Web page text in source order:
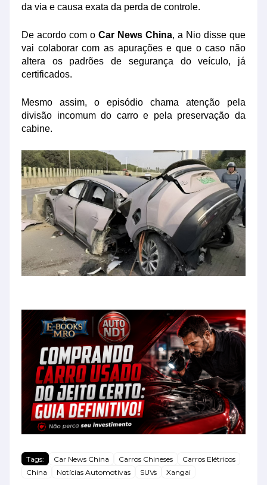
da via e causa exata da perda de controle.
De acordo com o Car News China, a Nio disse que
vai colaborar com as apurações e que o caso não
altera os padrões de segurança do veículo, já
certificados.
Mesmo assim, o episódio chama atenção pela
divisão incomum do carro e pela preservação da
cabine.
Tags: Car News China Carros Chineses
Carros Elétricos
China
Notícias Automotivas SUVs Xangai